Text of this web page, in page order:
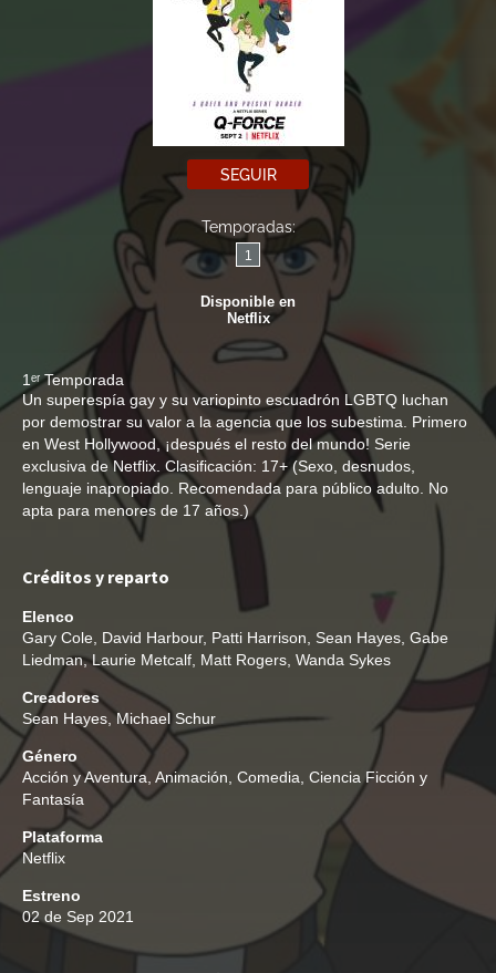
SEGUIR
Temporadas:
1
Disponible en
Netflix
1ᵉʳ Temporada
Un superespía gay y su variopinto escuadrón LGBTQ luchan
por demostrar su valor a la agencia que los subestima. Primero
en West Hollywood, ¡después el resto del mundo! Serie
exclusiva de Netflix. Clasificación: 17+ (Sexo, desnudos,
lenguaje inapropiado. Recomendada para público adulto. No
apta para menores de 17 años.)
Créditos y reparto
Elenco
Gary Cole David Harbour, Patti Harrison Sean Hayes Gabe
Liedman,Laurie Metcalf Matt Rogers Wanda Sykes
Creadores
Sean Hayes ,Michael Schur
Género
Acción y Aventura Animación Comedia Ciencia Ficción y
Fantasía
Plataforma
Netflix
Estreno
02 de Sep 2021